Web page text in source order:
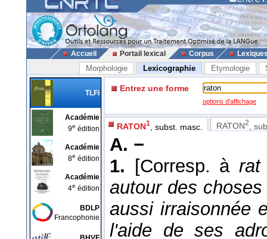
Accueil Portail lexical Corpus
Morphologie Lexicographie Etymologie
TLFi
Académie
9e édition
Académie
8e édition
Académie
4e édition
BDLP
Francophonie
Entrez une forme
options d'affichage
RATON1 , subst. masc. RATON2 ,
A. −
1.
[Corresp. à rat
autour des
aussi irraisonnée
l'aide de ses